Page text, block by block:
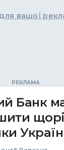
вашої
Банк